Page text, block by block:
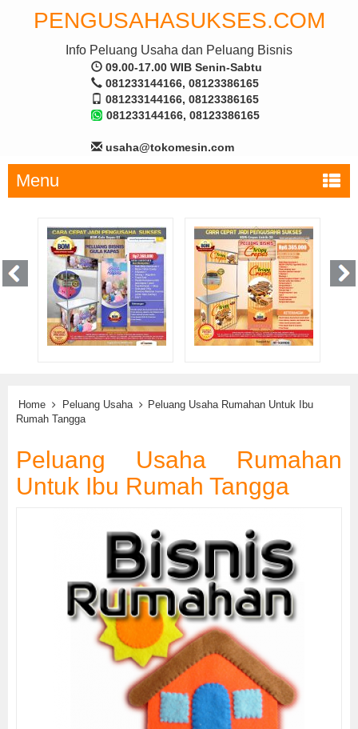
PENGUSAHASUKSES.COM
Info Peluang Usaha dan Peluang Bisnis
09.00-17.00 WIB Senin-Sabtu
081233144166, 08123386165
081233144166, 08123386165
081233144166, 08123386165
usaha@tokomesin.com
Menu
Home Peluang Usaha
Peluang Usaha Rumahan Untuk Ibu
Rumah Tangga
Peluang Usaha Rumahan
Untuk Ibu Rumah Tangga